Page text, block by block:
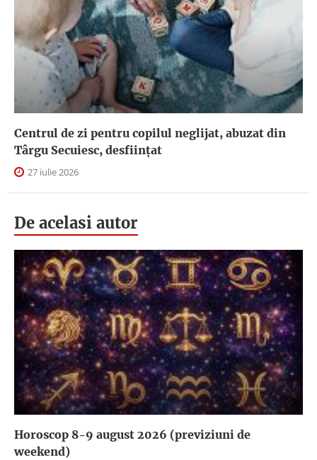
Centrul de zi pentru copilul neglijat, abuzat din
Târgu Secuiesc, desfiinţat
27 iulie 2026
De acelasi autor
Horoscop 8-9 august 2026 (previziuni de
weekend)